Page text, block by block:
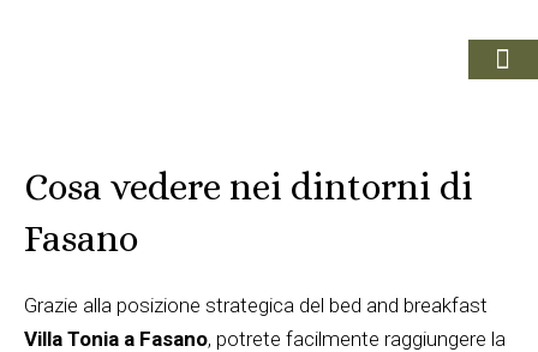
Cosa vedere nei dintorni di
Fasano
Grazie alla posizione strategica del bed and breakfast
Villa Tonia a Fasano, potrete facilmente raggiungere la